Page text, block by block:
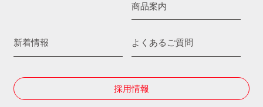
商品案内
新着情報 よくあるご質問
採用情報